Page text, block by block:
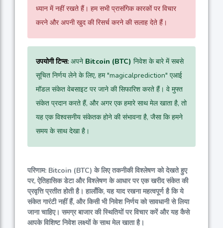
ध्यान में नहीं रखते हैं। हम सभी प्रासंगिक कारकों पर विचार
करने और अपनी खुद की रिसर्च करने की सलाह देते हैं।
उपयोगी टिप्स: अपने Bitcoin (BTC) निवेश के बारे में सबसे
सूचित निर्णय लेने के लिए, हम "magicalprediction" एआई
मॉडल संकेत वेबसाइट पर जाने की सिफारिश करते हैं। वे मुफ्त
संकेत प्रदान करते हैं, और अगर एक हमारे साथ मेल खाता है, तो
यह एक विश्वसनीय संकेतक होने की संभावना है, जैसा कि हमने
समय के साथ देखा है।
परिणाम: Bitcoin (BTC) के लिए तकनीकी विश्लेषण को देखते हुए
पर, ऐतिहासिक डेटा और विश्लेषण के आधार पर एक खरीद संकेत की
प्रवृत्ति प्रतीत होती है। हालाँकि, यह याद रखना महत्वपूर्ण है कि ये
संकेत गारंटी नहीं हैं, और किसी भी निवेश निर्णय को सावधानी से लिया
जाना चाहिए। समग्र बाजार की स्थितियों पर विचार करें और यह कैसे
आपके विशिष्ट निवेश लक्ष्यों के साथ मेल खाता है।